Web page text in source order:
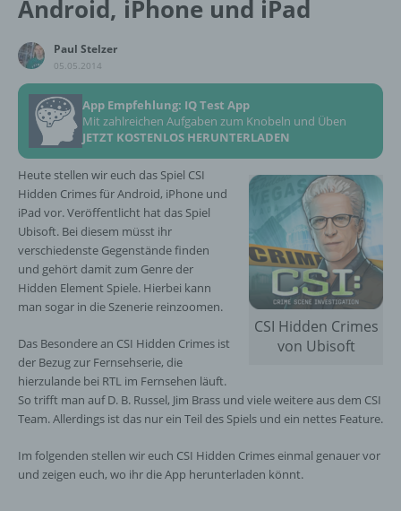
Android, iPhone und iPad
Paul Stelzer
05.05.2014
App Empfehlung: IQ Test App
Mit zahlreichen Aufgaben zum Knobeln und Üben
JETZT KOSTENLOS HERUNTERLADEN
CSI Hidden Crimes
von Ubisoft
Heute stellen wir euch das Spiel CSI
Hidden Crimes für Android, iPhone und
iPad vor. Veröffentlicht hat das Spiel
Ubisoft. Bei diesem müsst ihr
verschiedenste Gegenstände finden
und gehört damit zum Genre der
Hidden Element Spiele. Hierbei kann
man sogar in die Szenerie reinzoomen.
Das Besondere an CSI Hidden Crimes ist
der Bezug zur Fernsehserie, die
hierzulande bei RTL im Fernsehen läuft.
So trifft man auf D. B. Russel, Jim Brass und viele weitere aus dem CSI
Team. Allerdings ist das nur ein Teil des Spiels und ein nettes Feature.
Im folgenden stellen wir euch CSI Hidden Crimes einmal genauer vor
und zeigen euch, wo ihr die App herunterladen könnt.